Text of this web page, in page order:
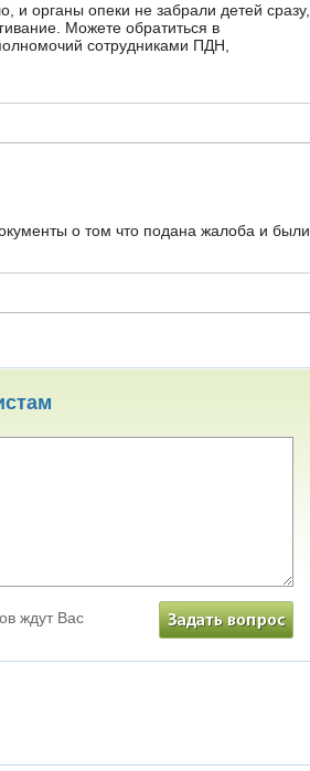
и органы опеки не забрали детей сразу,
Можете обратиться в
сотрудниками ПДН,
о том что подана жалоба и были
ждут Вас